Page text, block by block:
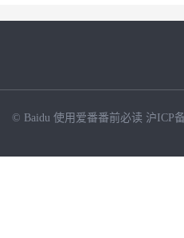
© Baidu 使用爱番番前必读 沪ICP